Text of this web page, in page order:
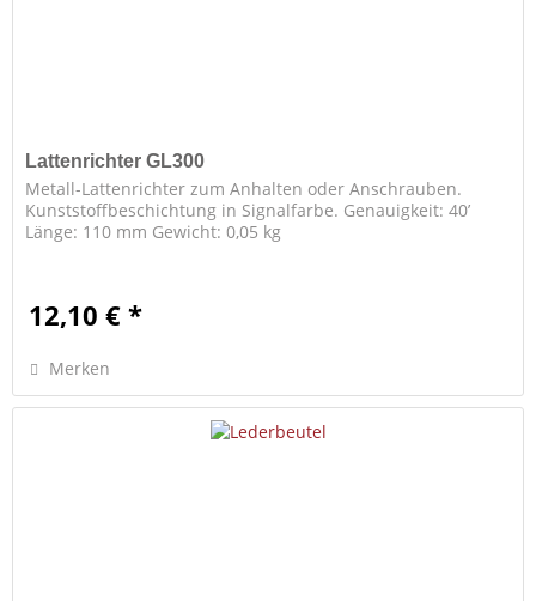
Lattenrichter GL300
Metall-Lattenrichter zum Anhalten oder Anschrauben.
Kunststoffbeschichtung in Signalfarbe. Genauigkeit: 40’
Länge: 110 mm Gewicht: 0,05 kg
12,10 € *
Merken